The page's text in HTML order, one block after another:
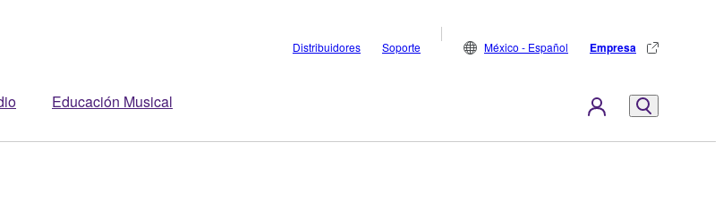
Educación Musical
Distribuidores Soporte México - Español Empresa